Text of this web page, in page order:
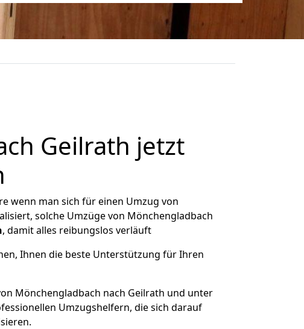
Geilrath jetzt
wenn man sich für einen Umzug von
solche Umzüge von Mönchengladbach
, damit alles reibungslos verläuft
Ihnen die beste Unterstützung für Ihren
Mönchengladbach nach Geilrath und unter
Umzugshelfern, die sich darauf